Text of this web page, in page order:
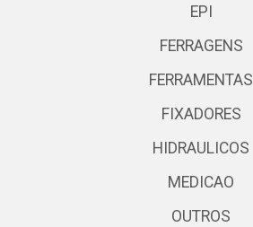
EPI
FERRAGENS
FERRAMENTAS
FIXADORES
HIDRAULICOS
MEDICAO
OUTROS